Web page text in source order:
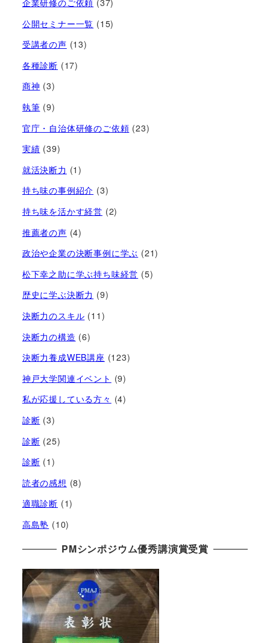
企業研修のご依頼 (37)
公開セミナー一覧 (15)
受講者の声 (13)
各種診断 (17)
商神 (3)
執筆 (9)
官庁・自治体研修のご依頼 (23)
実績 (39)
就活決断力 (1)
持ち味の事例紹介 (3)
持ち味を活かす経営​ (2)
推薦者の声 (4)
政治や企業の決断事例に学ぶ (21)
松下幸之助に学ぶ持ち味経営 (5)
歴史に学ぶ決断力 (9)
決断力のスキル (11)
決断力の構造 (6)
決断力養成WEB講座 (123)
神戸大学関連イベント (9)
私が応援している方々 (4)
診断 (3)
診断 (25)
診断 (1)
読者の感想 (8)
適職診断 (1)
高島塾 (10)
PMシンポジウム優秀講演賞受賞